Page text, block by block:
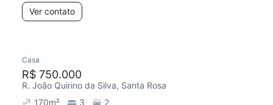
Ver contato
Casa
R$ 750.000
R. João Quirino da Silva, Santa Rosa
170m² 3 2